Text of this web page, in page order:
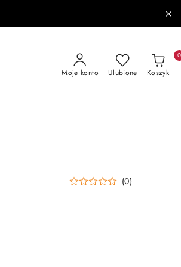
Moje konto Ulubione Koszyk
0
(0)